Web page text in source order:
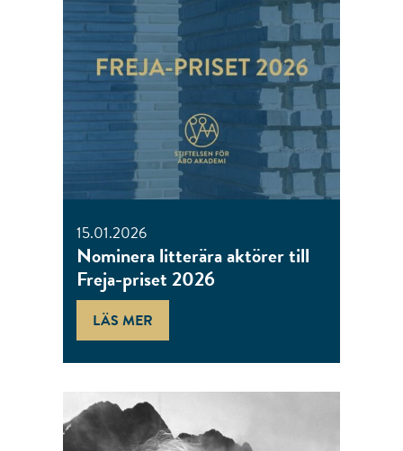
15.01.2026
Nominera litterära aktörer till
Freja-priset 2026
LÄS MER